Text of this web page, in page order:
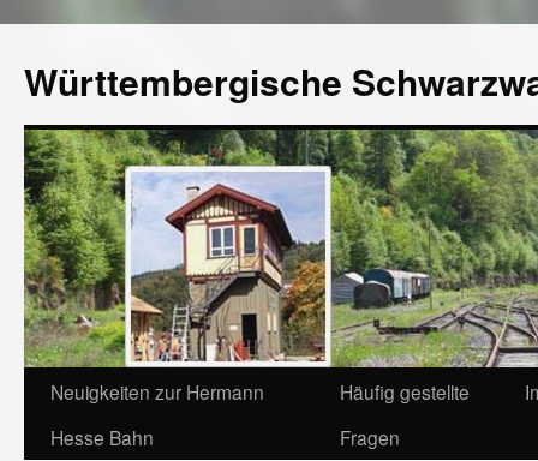
Württembergische
Neuigkeiten zur Hermann
Hesse Bahn
Häufig gestellte
Fragen